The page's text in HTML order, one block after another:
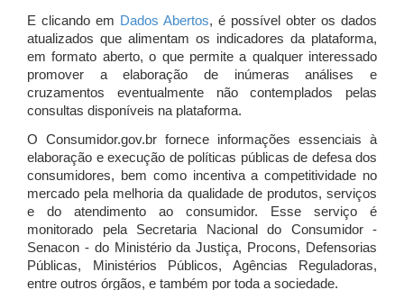
E clicando em Dados Abertos, é possível obter os dados
atualizados que alimentam os indicadores da plataforma,
em formato aberto, o que permite a qualquer interessado
promover a elaboração de inúmeras análises e
cruzamentos eventualmente não contemplados pelas
consultas disponíveis na plataforma.
O Consumidor.gov.br fornece informações essenciais à
elaboração e execução de políticas públicas de defesa dos
consumidores, bem como incentiva a competitividade no
mercado pela melhoria da qualidade de produtos, serviços
e do atendimento ao consumidor. Esse serviço é
monitorado pela Secretaria Nacional do Consumidor -
Senacon - do Ministério da Justiça, Procons, Defensorias
Públicas, Ministérios Públicos, Agências Reguladoras,
entre outros órgãos, e também por toda a sociedade.